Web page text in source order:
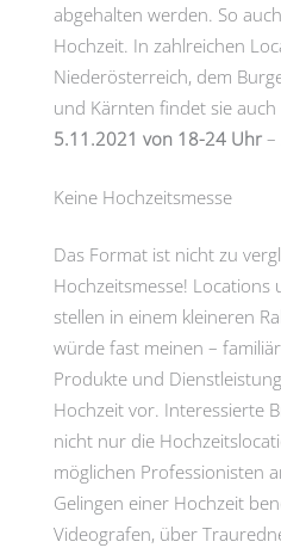
abgehalten werden. So
Hochzeit. In zahlreichen
Niederösterreich, dem
und Kärnten findet sie auch
5.11.2021 von 18-24 Uhr–
Keine Hochzeitsmesse
Das Format ist nicht zu
Hochzeitsmesse!
stellen in einem kleineren
würde fast meinen –
Produkte und
Hochzeit vor. Interessierte
nicht nur die
möglichen Professionisten
Gelingen einer Hochzeit
Videografen, über